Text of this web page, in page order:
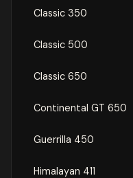
Classic 350
Classic 500
Classic 650
Continental GT 650
Guerrilla 450
Himalayan 411